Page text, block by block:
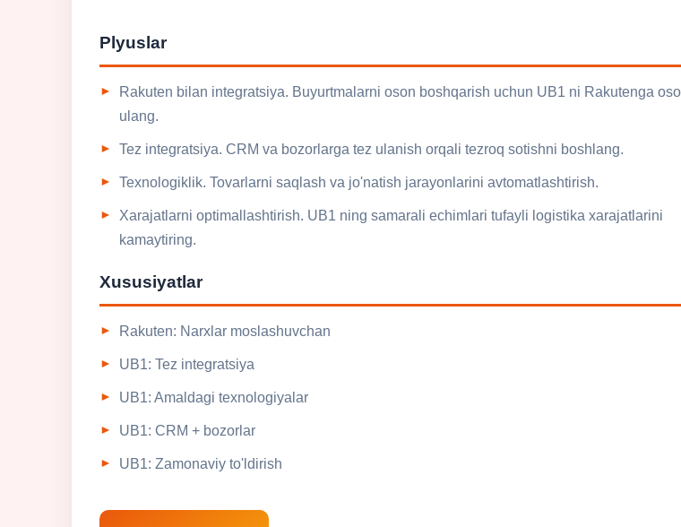
Plyuslar
Rakuten bilan integratsiya. Buyurtmalarni oson boshqarish uchun UB1 ni Rakutenga
ulang.
Tez integratsiya. CRM va bozorlarga tez ulanish orqali tezroq sotishni boshlang.
Texnologiklik. Tovarlarni saqlash va jo'natish jarayonlarini avtomatlashtirish.
Xarajatlarni optimallashtirish. UB1 ning samarali echimlari tufayli logistika xarajatlarini
kamaytiring.
Xususiyatlar
Rakuten: Narxlar moslashuvchan
UB1: Tez integratsiya
UB1: Amaldagi texnologiyalar
UB1: CRM + bozorlar
UB1: Zamonaviy to'ldirish